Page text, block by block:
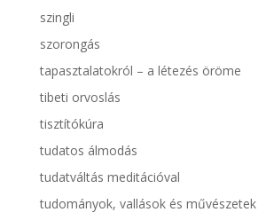
szingli
szorongás
tapasztalatokról – a létezés öröme
tibeti orvoslás
tisztítókúra
tudatos álmodás
tudatváltás meditációval
tudományok, vallások és művészetek